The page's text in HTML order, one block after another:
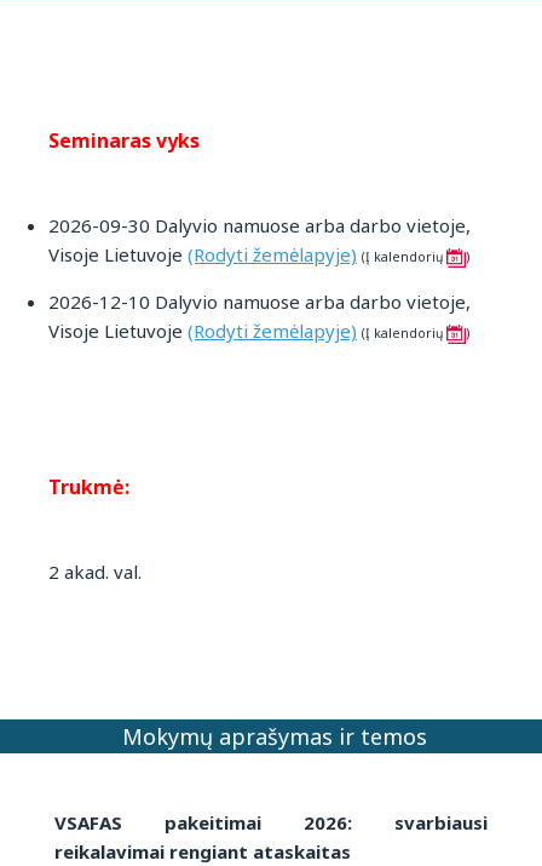
Seminaras vyks
2026-09-30 Dalyvio namuose arba darbo vietoje,
Visoje Lietuvoje (Rodyti žemėlapyje) (Į kalendorių )
2026-12-10 Dalyvio namuose arba darbo vietoje,
Visoje Lietuvoje (Rodyti žemėlapyje) (Į kalendorių )
Trukmė:
2 akad. val.
Mokymų aprašymas ir temos
VSAFAS pakeitimai 2026: svarbiausi
reikalavimai rengiant ataskaitas